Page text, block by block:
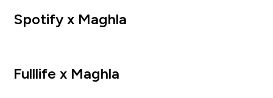
Spotify x Maghla
Fulllife x Maghla